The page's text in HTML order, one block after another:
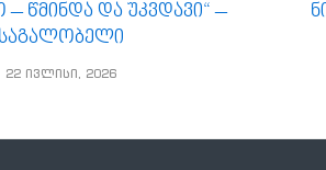
– წმინდა და უკვდავი“ –
საგალობელი
22 ივლისი, 2026